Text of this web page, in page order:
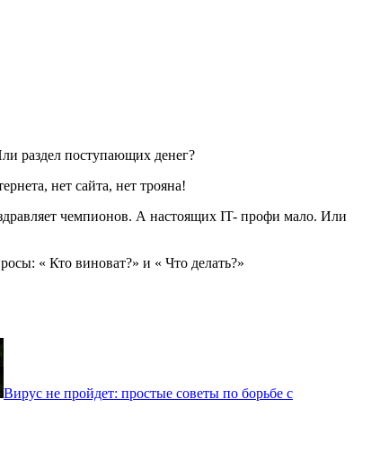
раздел поступающих денег?
нет сайта, нет трояна!
чемпионов. А настоящих IT- профи мало. Или
« Кто виноват?» и « Что делать?»
Вирус не пройдет: простые советы по борьбе с